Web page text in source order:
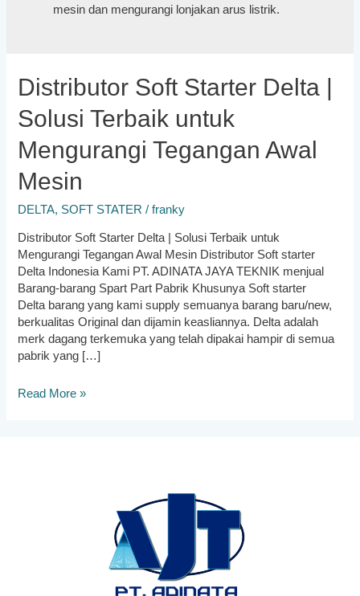
mesin dan mengurangi lonjakan arus listrik.
Distributor Soft Starter Delta |
Solusi Terbaik untuk
Mengurangi Tegangan Awal
Mesin
DELTA, SOFT STATER /franky
Distributor Soft Starter Delta | Solusi Terbaik untuk
Mengurangi Tegangan Awal Mesin Distributor Soft starter
Delta Indonesia Kami PT. ADINATA JAYA TEKNIK menjual
Barang-barang Spart Part Pabrik Khusunya Soft starter
Delta barang yang kami supply semuanya barang baru/new,
berkualitas Original dan dijamin keasliannya. Delta adalah
merk dagang terkemuka yang telah dipakai hampir di semua
pabrik yang […]
Distributor
Read More »